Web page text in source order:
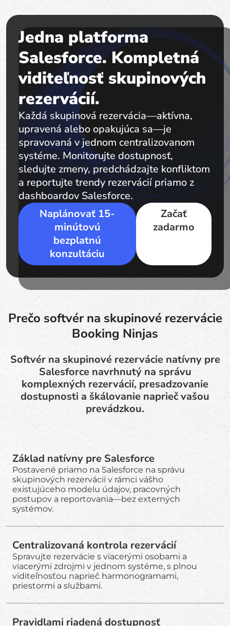
Jedna platforma
Salesforce. Kompletná
viditeľnosť skupinových
rezervácií.
Každá skupinová rezervácia—aktívna,
upravená alebo opakujúca sa—je
spravovaná v jednom centralizovanom
systéme. Monitorujte dostupnosť,
sledujte zmeny, predchádzajte konfliktom
a reportujte trendy rezervácií priamo z
dashboardov Salesforce.
Naplánovať 15-
minútovú
bezplatnú
konzultáciu
Začať
zadarmo
Prečo softvér na skupinové rezervácie
Booking Ninjas
Softvér na skupinové rezervácie natívny pre
Salesforce navrhnutý na správu
komplexných rezervácií, presadzovanie
dostupnosti a škálovanie naprieč vašou
prevádzkou.
Základ natívny pre Salesforce
Postavené priamo na Salesforce na správu
skupinových rezervácií v rámci vášho
existujúceho modelu údajov, pracovných
postupov a reportovania—bez externých
systémov.
Centralizovaná kontrola rezervácií
Spravujte rezervácie s viacerými osobami a
viacerými zdrojmi v jednom systéme, s plnou
viditeľnosťou naprieč harmonogramami,
priestormi a službami.
Pravidlami riadená dostupnosť